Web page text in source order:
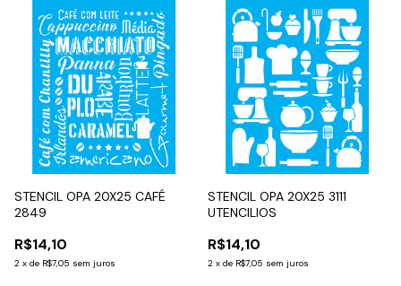
STENCIL OPA 20X25 CAFÉ
2849
R$14,10
2 x de R$7,05 sem juros
STENCIL OPA 20X25 3111
UTENCILIOS
R$14,10
2 x de R$7,05 sem juros